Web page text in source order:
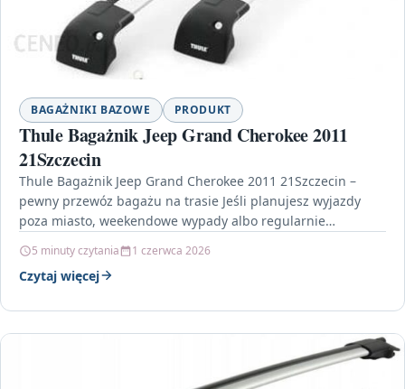
BAGAŻNIKI BAZOWE PRODUKT
Thule Bagażnik Jeep Grand Cherokee 2011
21Szczecin
Thule Bagażnik Jeep Grand Cherokee 2011 21Szczecin –
pewny przewóz bagażu na trasie Jeśli planujesz wyjazdy
poza miasto, weekendowe wypady albo regularnie
5 minuty czytania 1 czerwca 2026
Czytaj więcej